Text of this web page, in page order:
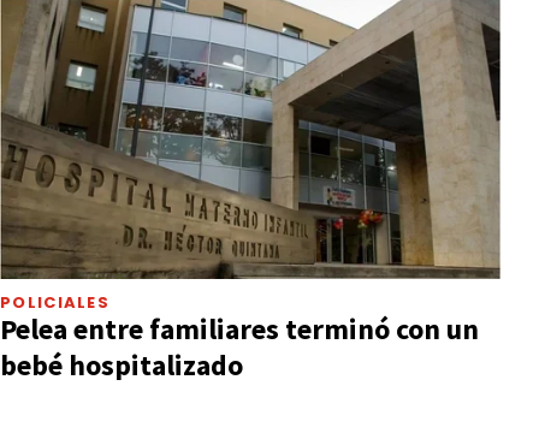
POLICIALES
Pelea entre familiares terminó con un
bebé hospitalizado